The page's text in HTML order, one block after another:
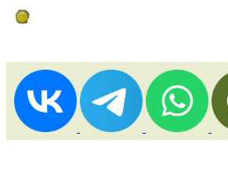
Дистанционное бронирование туров